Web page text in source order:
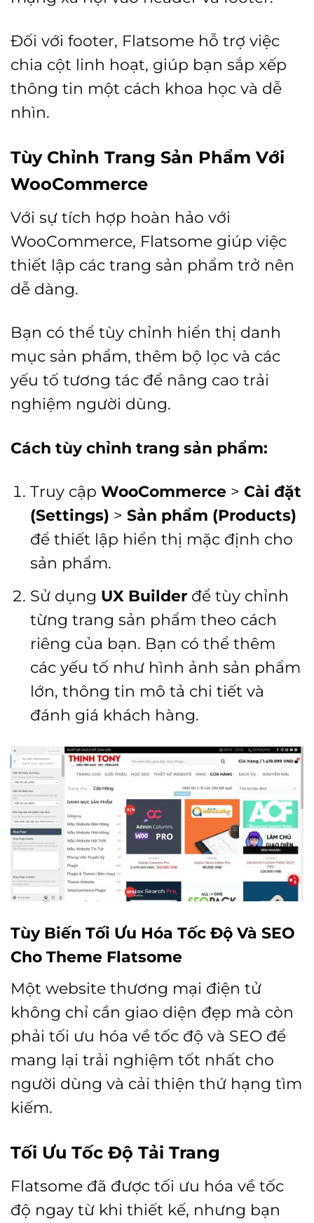
Đối với footer, Flatsome hỗ trợ việc
chia cột linh hoạt, giúp bạn sắp xếp
thông tin một cách khoa học và dễ
nhìn.
Tùy Chỉnh Trang Sản Phẩm Với
WooCommerce
Với sự tích hợp hoàn hảo với
WooCommerce, Flatsome giúp việc
thiết lập các trang sản phẩm trở nên
dễ dàng.
Bạn có thể tùy chỉnh hiển thị danh
mục sản phẩm, thêm bộ lọc và các
yếu tố tương tác để nâng cao trải
nghiệm người dùng.
Cách tùy chỉnh trang sản phẩm:
Truy cậpWooCommerce >Cài đặt
(Settings) >Sản phẩm (Products)
để thiết lập hiển thị mặc định cho
sản phẩm.
Sử dụng UX Builder để tùy chỉnh
từng trang sản phẩm theo cách
riêng của bạn. Bạn có thể thêm
các yếu tố như hình ảnh sản phẩm
lớn, thông tin mô tả chi tiết và
đánh giá khách hàng.
Tùy Biến Tối Ưu Hóa Tốc Độ Và SEO
Cho Theme Flatsome
Một website thương mại điện tử
không chỉ cần giao diện đẹp mà còn
phải tối ưu hóa về tốc độ và SEO để
mang lại trải nghiệm tốt nhất cho
người dùng và cải thiện thứ hạng tìm
kiếm.
Tối Ưu Tốc Độ Tải Trang
Flatsome đã được tối ưu hóa về tốc
độ ngay từ khi thiết kế, nhưng bạn